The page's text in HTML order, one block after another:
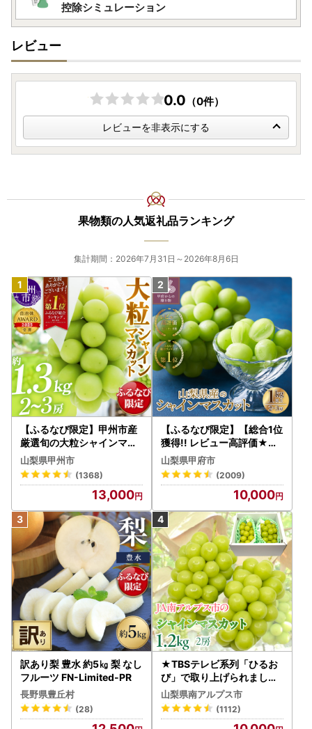
控除シミュレーション
レビュー
0.0 （0件）
レビューを非表示にする
果物類の人気返礼品ランキング
集計期間：2026年7月31日～2026年8月6日
【ふるなび限定】甲州市産
厳選旬の大粒シャインマス
カット 約1.3kg 2～3房【2
026年発送】（MG）B12-
472 FN-Limited-VO シャ
インマスカット フルーツ
山梨県甲州市
(1368)
13,000
【ふるなび限定】【総合1位
獲得!! レビュー高評価★】
〈2026年度配送分〉山梨
県産 シャインマスカット 2
～3房（1.0kg以上）シャイ
ン フルーツ FN-Limited-S
P
山梨県甲府市
(2009)
10,000
訳あり梨 豊水 約5㎏ 梨 なし
フルーツ FN-Limited-PR
長野県豊丘村
(28)
★TBSテレビ系列「ひるお
び」で取り上げられました
！★＜2026年発送先行予
約＞絶品！南アルプス市産
シャインマスカット1.2kg A
山梨県南アルプス市
(1112)